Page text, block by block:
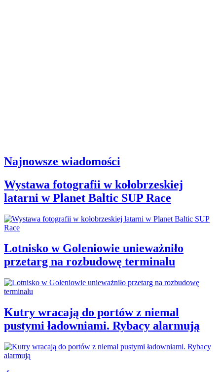
Najnowsze wiadomości
Wystawa fotografii w kołobrzeskiej
latarni w Planet Baltic SUP Race
Lotnisko w Goleniowie unieważniło
przetarg na rozbudowę terminalu
Kutry wracają do portów z niemal
pustymi ładowniami. Rybacy alarmują